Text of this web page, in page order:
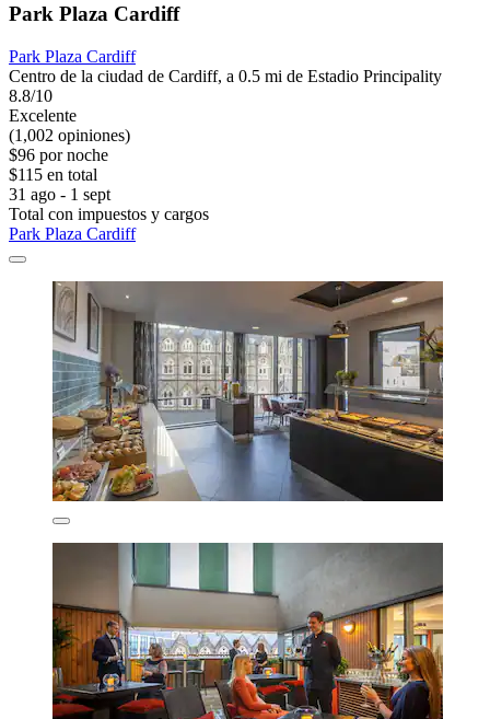
Park Plaza Cardiff
Park Plaza Cardiff
Centro de la ciudad de Cardiff, a 0.5 mi de Estadio Principality
8.8/10
Excelente
(1,002 opiniones)
$96 por noche
$115 en total
31 ago - 1 sept
Total con impuestos y cargos
Park Plaza Cardiff